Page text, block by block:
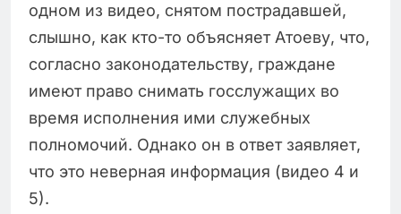
одном из видео, снятом пострадавшей,
слышно, как кто-то объясняет Атоеву, что,
согласно законодательству, граждане
имеют право снимать госслужащих во
время исполнения ими служебных
полномочий. Однако он в ответ заявляет,
что это неверная информация (видео 4 и
5).